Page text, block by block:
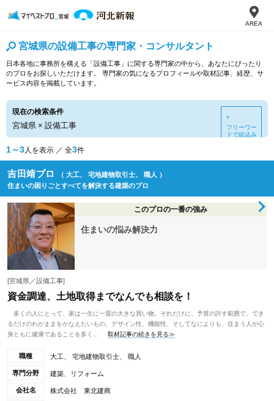
AREA
宮城県の設備工事の専門家・コンサルタント
日本各地に事務所を構える「設備工事」に関する専門家の中から、あなたにぴったり
のプロをお探しいただけます。 専門家の気になるプロフィールや取材記事、経歴、サ
ービス内容を掲載しています。
現在の検索条件
宮城県 × 設備工事
＋
フリーワー
ドで絞込み
1～3人を表示 ／ 全3件
吉田靖プロ
（ 大工、 宅地建物取引士、 職人 ）
住まいの困りごとすべてを解決する建築のプロ
このプロの一番の強み
住まいの悩み解決力
[宮城県／設備工事]
資金調達、土地取得までなんでも相談を！
多くの人にとって、家は一生に一度の大きな買い物。それだけに、予算の許す範囲で、でき
るだけのわがままをかなえたいもの。デザイン性、機能性、そしてなによりも、住まう人が心
身ともに健康であることを多く...
取材記事の続きを見る≫
職種 大工、 宅地建物取引士、 職人
専門分野 建築、リフォーム
会社名 株式会社 東北建商